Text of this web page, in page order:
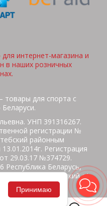
интернет-магазина и
в наших розничных
для спорта с
УНП 391316267.
регистрации №
районным
Регистрация
29.03.17 №374729.
Республика Беларусь,
район, Бабиничский с/
Принимаю